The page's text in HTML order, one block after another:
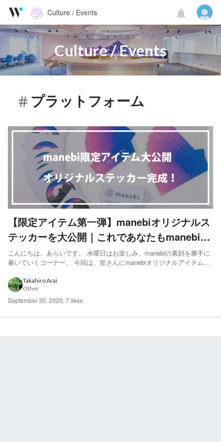
Culture / Events
Culture / Events
プラットフォーム
【限定アイテム第一弾】manebiオリジナルス
テッカーを大公開｜これであなたもmanebi
人！
こんにちは、あらいです。 水曜日はお楽しみ、manebiの素顔を勝手に
暴いていくコーナー。 今回は、皆さんにmanebiオリジナルアイテムの
定アイテム第一弾として、オリジナルステッカーが完成しました！ 前
回の記事でお知らせしたHR EX...
Takahiro Arai
Other
September 30, 2020, 7 likes